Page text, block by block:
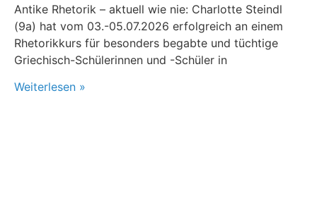
Antike Rhetorik – aktuell wie nie: Charlotte Steindl
(9a) hat vom 03.-05.07.2026 erfolgreich an einem
Rhetorikkurs für besonders begabte und tüchtige
Griechisch-Schülerinnen und -Schüler in
Weiterlesen »